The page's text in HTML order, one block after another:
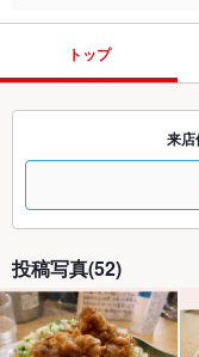
トップ
来
投稿写真(52)